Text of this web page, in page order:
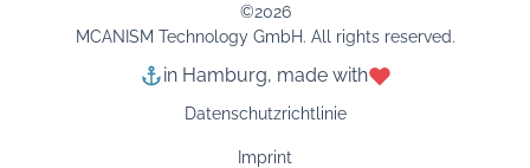
©2026
MCANISM Technology GmbH. All rights reserved.
in Hamburg, made with
Datenschutzrichtlinie
Imprint